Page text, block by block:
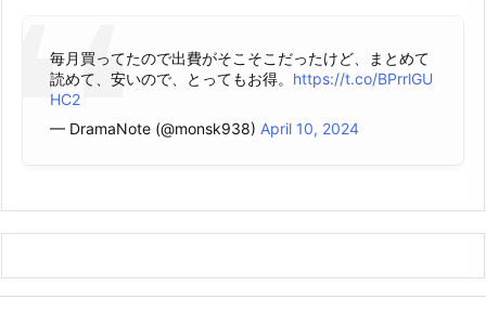
毎月買ってたので出費がそこそこだったけど、まとめて
読めて、安いので、とってもお得。 https://t.co/BPrrlGU
HC2
— DramaNote (@monsk938) April 10, 2024